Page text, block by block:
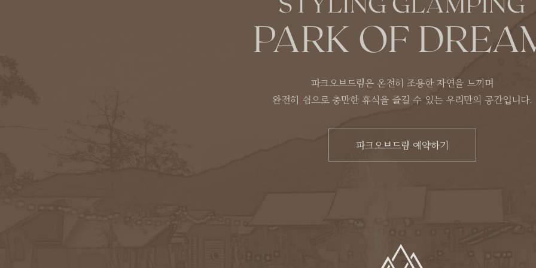
STYLING GLAMPING
PARK OF
파크오브드림은 온전히 조용한 자연을 느끼며
완전히 쉼으로 충만한 휴식을 즐길 수 있는우리만의 공간입니다.
파크오브드림 예약하기